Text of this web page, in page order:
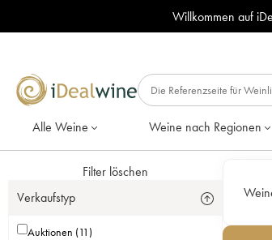
Willkommen auf
Alle Weine Weine nach Regionen
Filter löschen
Verkaufstyp
Auktionen (11)